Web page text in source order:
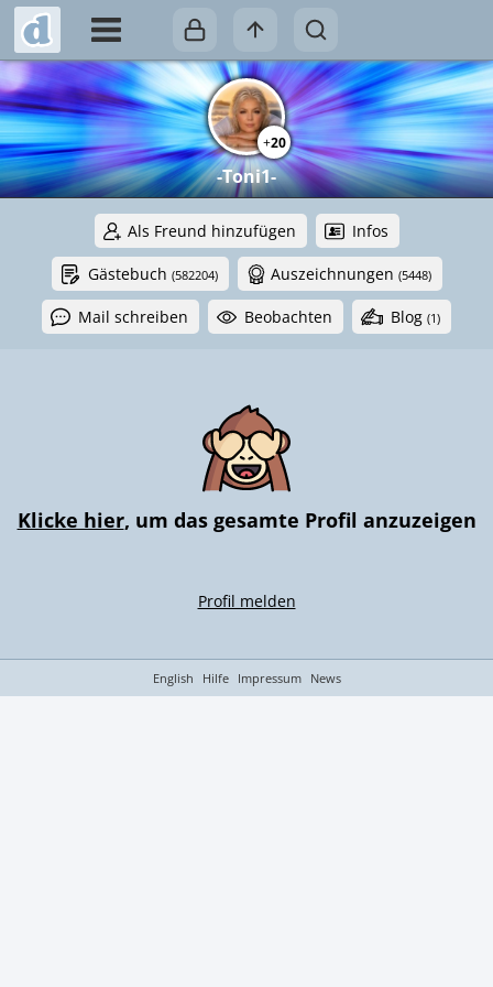
+20
-Toni1-
Als Freund hinzufügen Infos
Gästebuch (582204) Auszeichnungen (5448)
Mail schreiben Beobachten Blog (1)
Klicke hier, um das gesamte Profil anzuzeigen
Profil melden
English Hilfe Impressum News